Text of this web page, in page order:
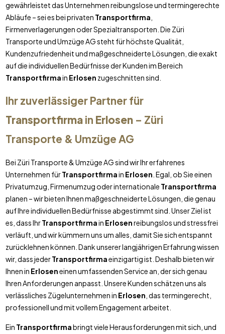
gewährleistet das Unternehmen reibungslose und termingerechte
Abläufe – sei es bei privaten Transportfirma
Firmenverlagerungen oder Spezialtransporten. Die Züri
Transporte und Umzüge AG steht für höchste Qualität,
Kundenzufriedenheit und maßgeschneiderte Lösungen, die exakt
auf die individuellen Bedürfnisse der Kunden im Bereich
Transportfirmain Erlosen zugeschnitten sind.
Ihr zuverlässiger Partner für
Transportfirmain Erlosen– Züri
Transporte & Umzüge AG
Bei Züri Transporte & Umzüge AG sind wir Ihr erfahrenes
Unternehmen fürTransportfirmain Erlosen . Egal, ob Sie einen
Privatumzug, Firmenumzug oder internationale Transportfirma
planen – wir bieten Ihnen maßgeschneiderte Lösungen, die genau
auf Ihre individuellen Bedürfnisse abgestimmt sind. Unser Ziel ist
es, dass IhrTransportfirmain Erlosenreibungslos und stressfrei
verläuft, und wir kümmern uns um alles, damit Sie sich entspannt
zurücklehnen können. Dank unserer langjährigen Erfahrung wissen
wir, dass jederTransportfirmaeinzigartig ist. Deshalb bieten wir
Ihnen in Erloseneinen umfassenden Service an, der sich genau
Ihren Anforderungen anpasst. Unsere Kunden schätzen uns als
verlässliches Zügelunternehmen in Erlosen , das termingerecht,
professionell und mit vollem Engagement arbeitet.
Ein Transportfirmabringt viele Herausforderungen mit sich, und